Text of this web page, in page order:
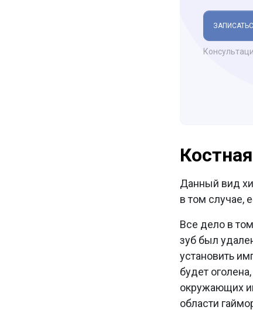
Данный вид
в том случае,
Все дело в
зуб был
установить
будет
окружающих
области